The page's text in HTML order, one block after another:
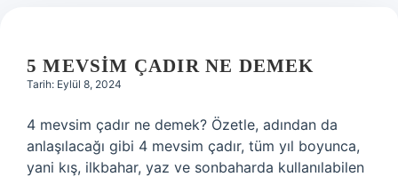
5 MEVSIM ÇADIR NE DEMEK
Tarih: Eylül 8, 2024
4 mevsim çadır ne demek? Özetle, adından da
anlaşılacağı gibi 4 mevsim çadır, tüm yıl boyunca,
yani kış, ilkbahar, yaz ve sonbaharda kullanılabilen